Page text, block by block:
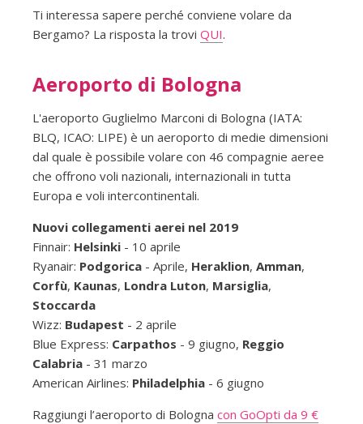
Ti interessa sapere perché conviene volare da
Bergamo? La risposta la trovi QUI.
Aeroporto di Bologna
L'aeroporto Guglielmo Marconi di Bologna (IATA:
BLQ, ICAO: LIPE) è un aeroporto di medie dimensioni
dal quale è possibile volare con 46 compagnie aeree
che offrono voli nazionali, internazionali in tutta
Europa e voli intercontinentali.
Nuovi collegamenti aerei nel 2019
Finnair: Helsinki- 10 aprile
Ryanair: Podgorica- Aprile, Heraklion, Amman,
Corfù, Kaunas, Londra Luton, Marsiglia,
Stoccarda
Wizz: Budapest - 2 aprile
Blue Express: Carpathos - 9 giugno, Reggio
Calabria- 31 marzo
American Airlines: Philadelphia- 6 giugno
Raggiungi l’aeroporto di Bologna con GoOpti da 9 €